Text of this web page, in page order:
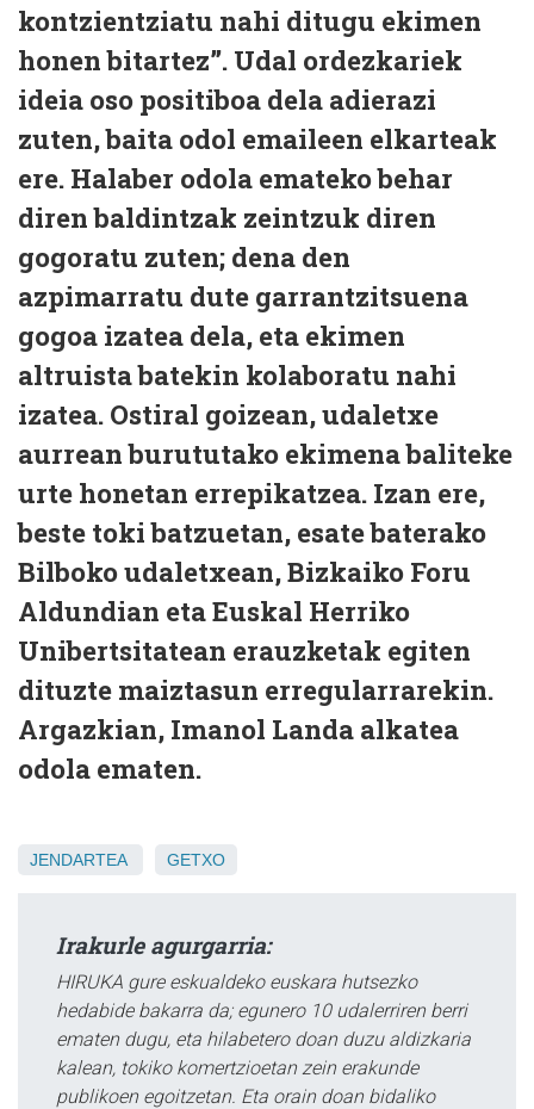
kontzientziatu nahi ditugu ekimen
honen bitartez”. Udal ordezkariek
ideia oso positiboa dela adierazi
zuten, baita odol emaileen elkarteak
ere. Halaber odola emateko behar
diren baldintzak zeintzuk diren
gogoratu zuten; dena den
azpimarratu dute garrantzitsuena
gogoa izatea dela, eta ekimen
altruista batekin kolaboratu nahi
izatea. Ostiral goizean, udaletxe
aurrean burututako ekimena baliteke
urte honetan errepikatzea. Izan ere,
beste toki batzuetan, esate baterako
Bilboko udaletxean, Bizkaiko Foru
Aldundian eta Euskal Herriko
Unibertsitatean erauzketak egiten
dituzte maiztasun erregularrarekin.
Argazkian, Imanol Landa alkatea
odola ematen.
JENDARTEA GETXO
Irakurle agurgarria:
HIRUKA gure eskualdeko euskara hutsezko
hedabide bakarra da; egunero 10 udalerriren berri
ematen dugu, eta hilabetero doan duzu aldizkaria
kalean, tokiko komertzioetan zein erakunde
publikoen egoitzetan. Eta orain doan bidaliko